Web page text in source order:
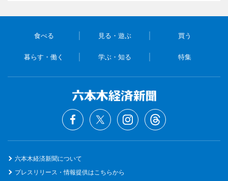
食べる 見る・遊ぶ 買う
暮らす・働く 学ぶ・知る 特集
六本木経済新聞について
プレスリリース・情報提供はこちらから